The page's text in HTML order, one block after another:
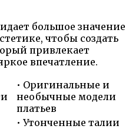
большое значение
чтобы создать
привлекает
впечатление.
• Оригинальные и
необычные модели
платьев
• Утонченные талии